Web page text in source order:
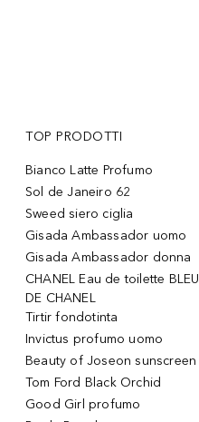
TOP PRODOTTI
Bianco Latte Profumo
Sol de Janeiro 62
Sweed siero ciglia
Gisada Ambassador uomo
Gisada Ambassador donna
CHANEL Eau de toilette BLEU
DE CHANEL
Tirtir fondotinta
Invictus profumo uomo
Beauty of Joseon sunscreen
Tom Ford Black Orchid
Good Girl profumo